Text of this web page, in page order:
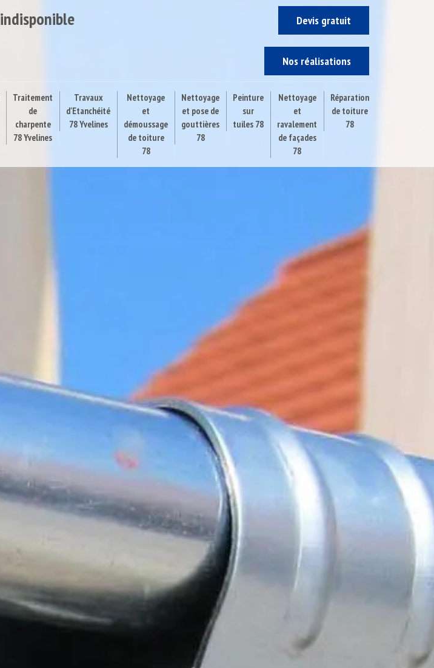
indisponible Devis gratuit
Nos réalisations
Traitement
de
charpente
78 Yvelines
Travaux
d'Etanchéité
78 Yvelines
Nettoyage
et
démoussage
de toiture
78
Nettoyage
et pose de
gouttières
78
Peinture
sur
tuiles 78
Nettoyage
et
ravalement
de façades
78
Réparation
de toiture
78